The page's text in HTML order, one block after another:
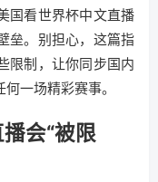
国看世界杯中文直播
垒。别担心，这篇指
限制，让你同步国内
一场精彩赛事。
会“被限